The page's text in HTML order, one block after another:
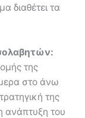
διαθέτει τα
της
στο άνω
της
ανάπτυξη του